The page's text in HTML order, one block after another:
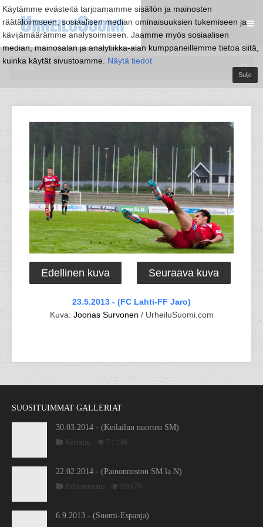
Käytämme evästeitä tarjoamamme sisällön ja mainosten
räätälöimiseen, sosiaalisen median ominaisuuksien tukemiseen ja
kävijämäärämme analysoimiseen. Jaamme myös sosiaalisen
median, mainosalan ja analytiikka-alan kumppaneillemme tietoa siitä,
kuinka käytät sivustoamme. Näytä tiedot
Sulje
Edellinen kuva Seuraava kuva
23.5.2013 - (FC Lahti-FF Jaro)
Kuva: Joonas Survonen / UrheiluSuomi.com
SUOSITUIMMAT GALLERIAT
30.03.2014 - (Keilailun nuorten SM)
Keilailu
71196
22.02.2014 - (Painonnoston SM la N)
Painonnosto
69070
6.9.2013 - (Suomi-Espanja)